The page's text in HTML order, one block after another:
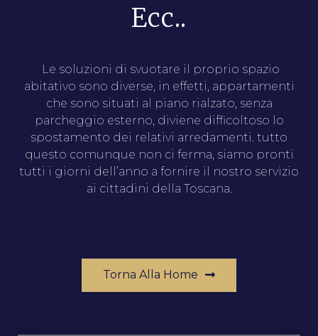
Ecc..
Le soluzioni di svuotare il proprio spazio
abitativo sono diverse, in effetti, appartamenti
che sono situati al piano rialzato, senza
parcheggio esterno, diviene difficoltoso lo
spostamento dei relativi arredamenti. tutto
questo comunque non ci ferma, siamo pronti
tutti i giorni dell’anno a fornire il nostro servizio
ai cittadini della Toscana.
Torna Alla Home